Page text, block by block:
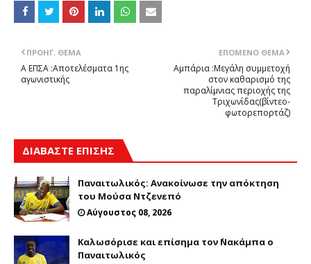
ΕΠΌΜΕΝΟ ΘΈΜΑ
Αμπάρια :Μεγάλη συμμετοχή
στον καθαρισμό της
παραλίμνιας περιοχής της
Τριχωνίδας(βίντεο-
φωτορεπορτάζ)
ΠΡΟΗΓ. ΘΈΜΑ
Α ΕΠΣΑ :Αποτελέσματα 1ης
αγωνιστικής
ΔΙΑΒΑΣΤΕ ΕΠΙΣΗΣ
Παναιτωλικός: Ανακοίνωσε την απόκτηση
του Μούσα Ντζενεπό
Αύγουστος 08, 2026
Καλωσόρισε και επίσημα τον ΄Νακάμπα ο
Παναιτωλικός